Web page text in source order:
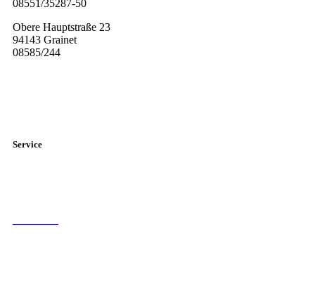
08551/35287-50
Obere Hauptstraße 23
94143 Grainet
08585/244
Service